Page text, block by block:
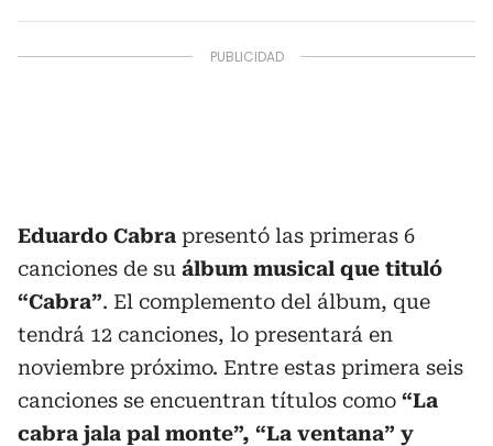
Eduardo Cabra presentó las primeras 6
canciones de su álbum musical que tituló
“Cabra”. El complemento del álbum, que
tendrá 12 canciones, lo presentará en
noviembre próximo. Entre estas primera seis
canciones se encuentran títulos como “La
cabra jala pal monte”, “La ventana” y